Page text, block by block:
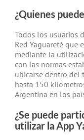
¿Quienes
Todos los usuarios
Red Yaguareté que
mediante la
con las normas
ubicarse dentro del
hasta 150
Argentina en los
¿Se puede
utilizar la App